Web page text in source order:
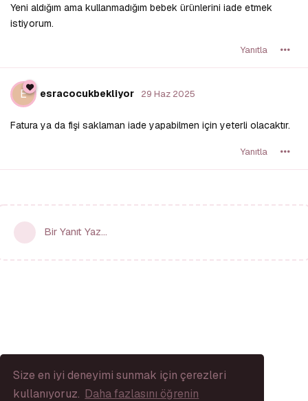
Size en iyi deneyimi sunmak için çerezleri
kullanıyoruz. Daha fazlasını öğrenin
Yeni aldığım ama kullanmadığım bebek ürünlerini iade etmek
istiyorum.
Yanıtla
E esracocukbekliyor 29 Haz 2025
Fatura ya da fişi saklaman iade yapabilmen için yeterli olacaktır.
Yanıtla
Bir Yanıt Yaz...